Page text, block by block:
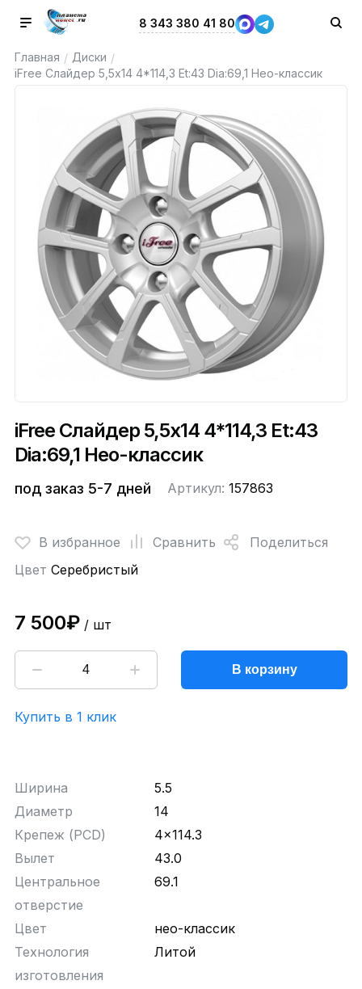
8 343 380 41 80
Главная / Диски /
iFree Слайдер 5,5x14 4*114,3 Et:43 Dia:69,1 Нео-классик
iFree Слайдер 5,5x14 4*114,3 Et:43
Dia:69,1 Нео-классик
под заказ 5-7 дней Артикул: 157863
В избранное Сравнить
Поделиться
Цвет Серебристый
7 500₽/ шт
В корзину
Купить в 1 клик
Ширина
5.5
Диаметр
14
Крепеж (PCD)
4x114.3
Вылет
43.0
Центральное
отверстие
69.1
Цвет
нео-классик
Технология
изготовления
Литой